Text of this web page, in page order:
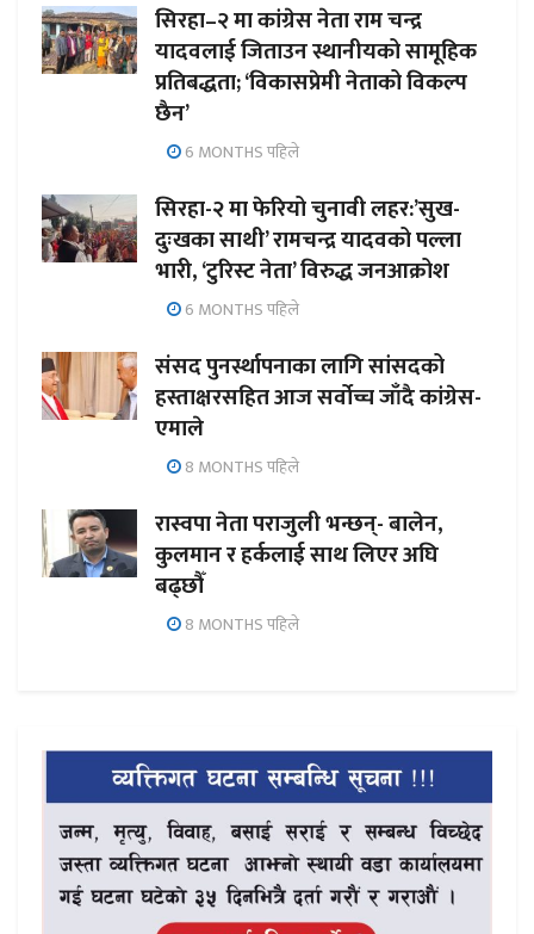
सिरहा–२ मा कांग्रेस नेता राम चन्द्र
यादवलाई जिताउन स्थानीयको सामूहिक
प्रतिबद्धता; ‘विकासप्रेमी नेताको विकल्प
छैन’
6 MONTHS पहिले
सिरहा-२ मा फेरियो चुनावी लहर:’सुख-
दुःखका साथी’ रामचन्द्र यादवको पल्ला
भारी, ‘टुरिस्ट नेता’ विरुद्ध जनआक्रोश
6 MONTHS पहिले
संसद पुनर्स्थापनाका लागि सांसदको
हस्ताक्षरसहित आज सर्वोच्च जाँदै कांग्रेस-
एमाले
8 MONTHS पहिले
रास्वपा नेता पराजुली भन्छन्- बालेन,
कुलमान र हर्कलाई साथ लिएर अघि
बढ्छौँ
8 MONTHS पहिले